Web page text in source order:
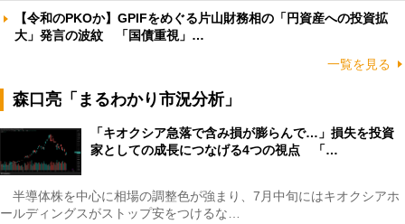
【令和のPKOか】GPIFをめぐる片山財務相の「円資産への投資拡
大」発言の波紋 「国債重視」…
一覧を見る
森口亮「まるわかり市況分析」
「キオクシア急落で含み損が膨らんで…」損失を投資
家としての成長につなげる4つの視点 「…
半導体株を中心に相場の調整色が強まり、7月中旬にはキオクシアホ
ールディングスがストップ安をつけるな…